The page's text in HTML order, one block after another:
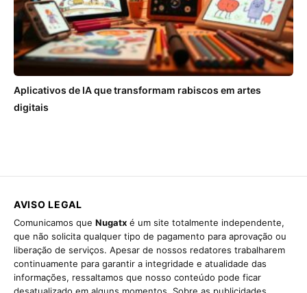
Aplicativos de IA que transformam rabiscos em artes
digitais
AVISO LEGAL
Comunicamos que Nugatx é um site totalmente independente,
que não solicita qualquer tipo de pagamento para aprovação ou
liberação de serviços. Apesar de nossos redatores trabalharem
continuamente para garantir a integridade e atualidade das
informações, ressaltamos que nosso conteúdo pode ficar